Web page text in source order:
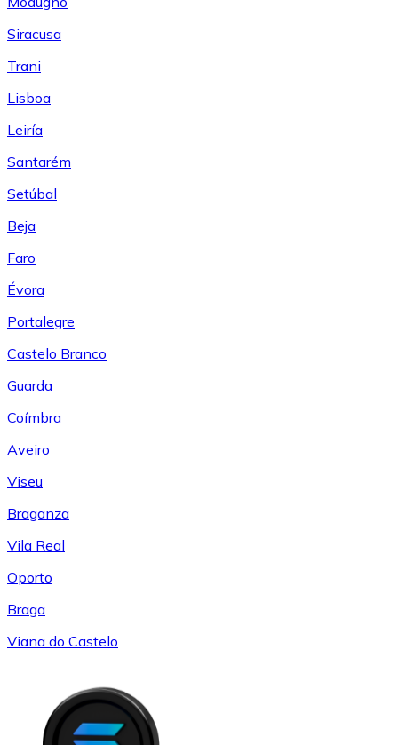
Siracusa
Trani
Lisboa
Leiría
Santarém
Setúbal
Beja
Faro
Évora
Portalegre
Castelo Branco
Guarda
Coímbra
Aveiro
Viseu
Braganza
Vila Real
Oporto
Braga
Viana do Castelo